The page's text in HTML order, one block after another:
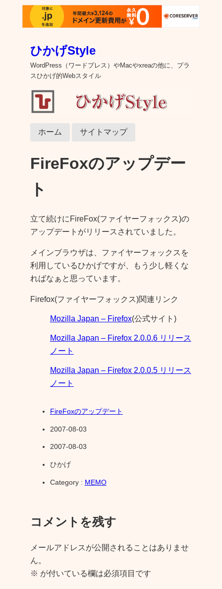
ひかげStyle
WordPress（ワードプレス）やMacやxreaの他に、プラ
スひかげ的Webスタイル
ホーム サイトマップ
FireFoxのアップデー
ト
立て続けにFireFox(ファイヤーフォックス)の
アップデートがリリースされていました。
メインブラウザは、ファイヤーフォックスを
利用しているひかげですが、もう少し軽くな
ればなぁと思っています。
Firefox(ファイヤーフォックス)関連リンク
Mozilla Japan – Firefox(公式サイト)
Mozilla Japan – Firefox 2.0.0.6 リリース
ノート
Mozilla Japan – Firefox 2.0.0.5 リリース
ノート
FireFoxのアップデート
2007-08-03
2007-08-03
ひかげ
Category : MEMO
コメントを残す
メールアドレスが公開されることはありませ
ん。
※ が付いている欄は必須項目です